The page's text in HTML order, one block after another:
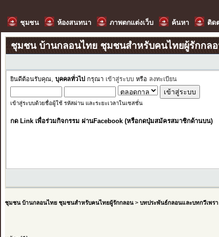
ชุมชน ห้องสนทนา ภาพตกแต่งเว็บ ค้นหา ติด
ชุมชน บ้านกลอนไทย ชุมชนสำหรับคนไทยผู้รักกล
ยินดีต้อนรับคุณ, บุคคลทั่วไป กรุณา เข้าสู่ระบบ หรือ ลงทะเบียน
เข้าสู่ระบบด้วยชื่อผู้ใช้ รหัสผ่าน และระยะเวลาในเซสชั่น
กด Link เพื่อร่วมกิจกรรม ผ่านFacebook (หรือกดปุ่มสมัครสมาชิกด้านบน)
ชุมชน บ้านกลอนไทย ชุมชนสำหรับคนไทยผู้รักกลอน> บทประพันธ์กลอนและบทกวีเพรา